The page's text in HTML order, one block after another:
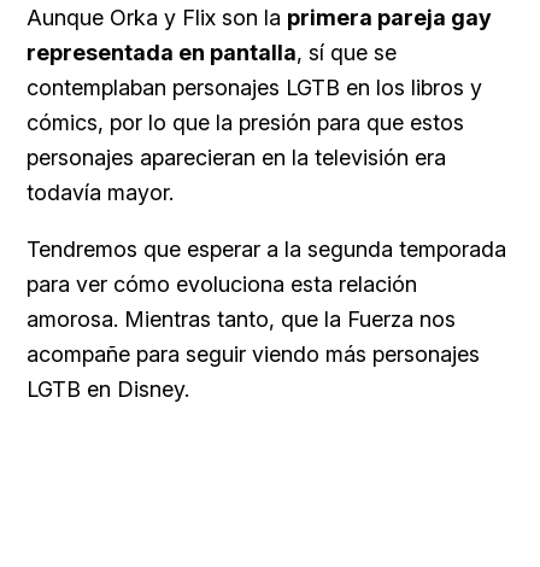
Aunque Orka y Flix son la primera pareja gay
representada en pantalla, sí que se
contemplaban personajes LGTB en los libros y
cómics, por lo que la presión para que estos
personajes aparecieran en la televisión era
todavía mayor.
Tendremos que esperar a la segunda temporada
para ver cómo evoluciona esta relación
amorosa. Mientras tanto, que la Fuerza nos
acompañe para seguir viendo más personajes
LGTB en Disney.